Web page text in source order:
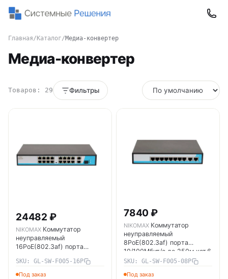
Главная/ Каталог/Медиа-конвертер
Медиа-конвертер
Товаров: 29 Фильтры
24482 ₽
NIKOMAX Коммутатор
неуправляемый
16PoE(802.3af) порта
2х1000Mбит/с+1хSFP 300Вт
NIKOMAX GL-SW-F005-16P
SKU: GL-SW-F005-16P
Под заказ
7840 ₽
NIKOMAX Коммутатор
неуправляемый
8PoE(802.3af) порта
10/100Мбит/с до 250м кат.6
2 Upl 150W NIKOMAX GL-
SKU: GL-SW-F005-08P
Под заказ